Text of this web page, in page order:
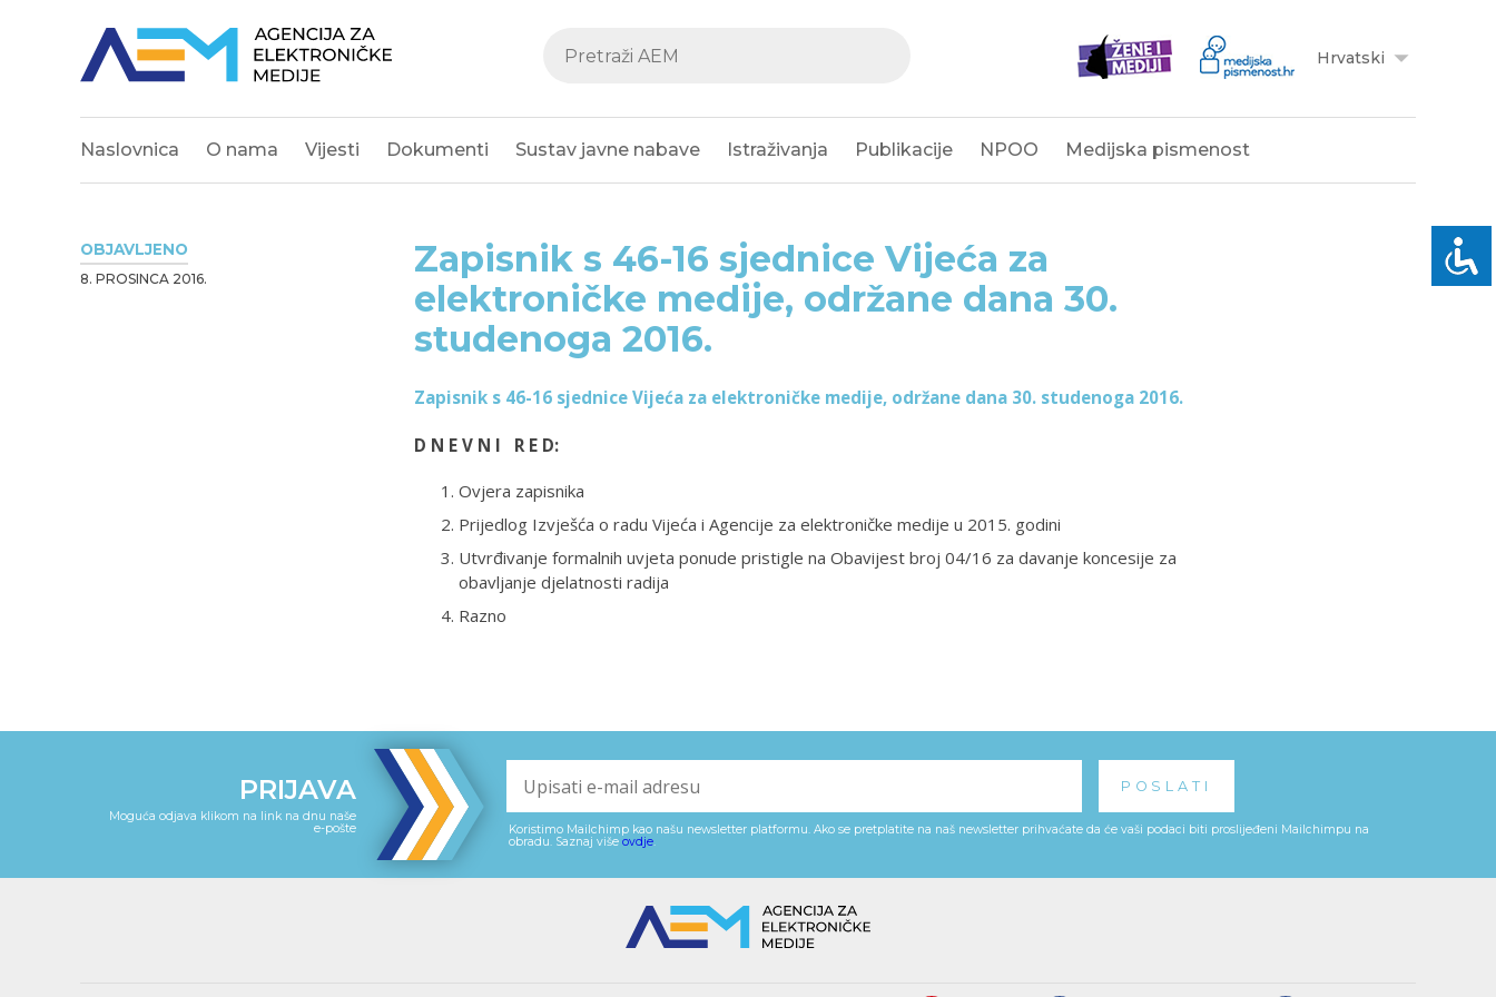
Hrvatski
Naslovnica O nama Vijesti Dokumenti Sustav javne nabave Istraživanja Publikacije NPOO Medijska pismenost
OBJAVLJENO
8. PROSINCA 2016.
Zapisnik s 46-16 sjednice Vijeća za
elektroničke medije, održane dana 30.
studenoga 2016.
Zapisnik s 46-16 sjednice Vijeća za elektroničke medije, održane dana 30. studenoga 2016.
D N E V N I R E D:
Ovjera zapisnika
Prijedlog Izvješća o radu Vijeća i Agencije za elektroničke medije u 2015. godini
Utvrđivanje formalnih uvjeta ponude pristigle na Obavijest broj 04/16 za davanje koncesije za
obavljanje djelatnosti radija
Razno
PRIJAVA
Moguća odjava klikom na link na dnu naše
e-pošte
Koristimo Mailchimp kao našu newsletter platformu. Ako se pretplatite na naš newsletter prihvaćate da će vaši podaci biti proslijeđeni Mailchimpu na
obradu. Saznaj više ovdje.